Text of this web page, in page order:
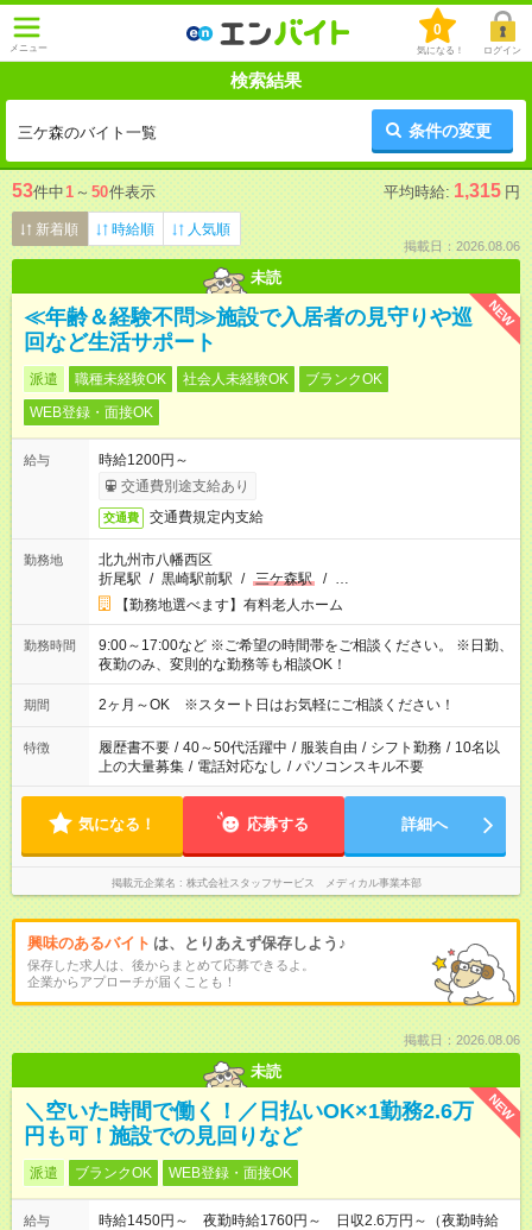
メニュー
0
気になる！ ログイン
検索結果
三ケ森のバイト一覧 条件の変更
53件中1 ～ 50件表示 平均時給: 1,315 円
新着順 時給順 人気順
掲載日：2026.08.06
未読
NEW
≪年齢＆経験不問≫施設で入居者の見守りや巡
回など生活サポート
派遣 職種未経験OK 社会人未経験OK
ブランクOK
WEB登録・面接OK
給与
時給1200円～
交通費別途支給あり
交通費 交通費規定内支給
勤務地
北九州市八幡西区
折尾駅 / 黒崎駅前駅 / 三ケ森駅 / …
【勤務地選べます】有料老人ホーム
勤務時間
9:00～17:00など ※ご希望の時間帯をご相談ください。 ※日勤、
夜勤のみ、変則的な勤務等も相談OK！
期間 2ヶ月～OK ※スタート日はお気軽にご相談ください！
特徴 履歴書不要 / 40～50代活躍中 / 服装自由 / シフト勤務 / 10名以
上の大量募集 / 電話対応なし / パソコンスキル不要
気になる！ 応募する 詳細へ
掲載元企業名 株式会社スタッフサービス メディカル事業本部
興味のあるバイト は、とりあえず保存しよう♪
保存した求人は、後からまとめて応募できるよ。
企業からアプローチが届くことも！
掲載日：2026.08.06
未読
NEW
＼空いた時間で働く！／日払いOK×1勤務2.6万
円も可！施設での見回りなど
派遣 ブランクOK WEB登録・面接OK
給与
時給1450円～ 夜勤時給1760円～ 日収2.6万円～（夜勤時給